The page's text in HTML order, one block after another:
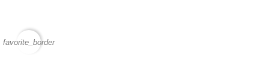
favorite_border